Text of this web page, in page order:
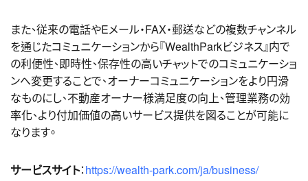
また、従来の電話やEメール・FAX・郵送などの複数チャンネル
を通じたコミュニケーションから『WealthParkビジネス』内で
の利便性、即時性、保存性の高いチャットでのコミュニケーショ
ンへ変更することで、オーナーコミュニケーションをより円滑
なものにし、不動産オーナー様満足度の向上、管理業務の効
率化、より付加価値の高いサービス提供を図ることが可能に
なります。
サービスサイト：https://wealth-park.com/ja/business/